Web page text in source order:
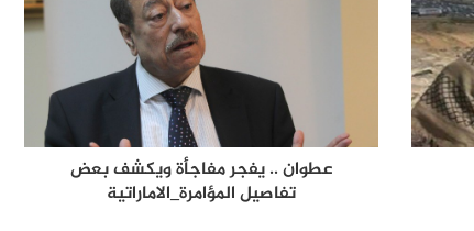
عطوان .. يفجر مفاجأة ويكشف بعض
تفاصيل المؤامرة_الاماراتية